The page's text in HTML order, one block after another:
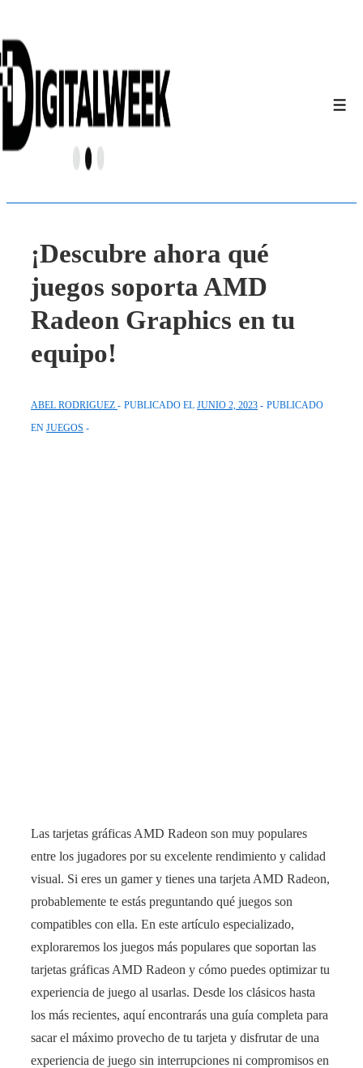
Saltar
al
contenido
principal
¡Descubre ahora qué
juegos soporta AMD
Radeon Graphics en tu
equipo!
ABEL RODRIGUEZ PUBLICADO EL JUNIO 2, 2023
PUBLICADO
EN JUEGOS
Las tarjetas gráficas AMD Radeon son muy populares
entre los jugadores por su excelente rendimiento y calidad
visual. Si eres un gamer y tienes una tarjeta AMD Radeon,
probablemente te estás preguntando qué juegos son
compatibles con ella. En este artículo especializado,
exploraremos los juegos más populares que soportan las
tarjetas gráficas AMD Radeon y cómo puedes optimizar tu
experiencia de juego al usarlas. Desde los clásicos hasta
los más recientes, aquí encontrarás una guía completa para
sacar el máximo provecho de tu tarjeta y disfrutar de una
experiencia de juego sin interrupciones ni compromisos en